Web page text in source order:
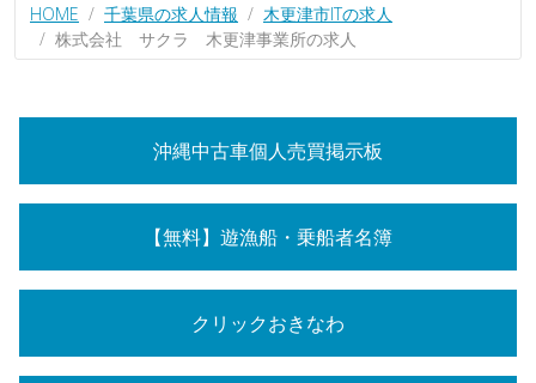
HOME 千葉県の求人情報
木更津市ITの求人
株式会社 サクラ 木更津事業所の求人
沖縄中古車個人売買掲示板
【無料】遊漁船・乗船者名簿
クリックおきなわ